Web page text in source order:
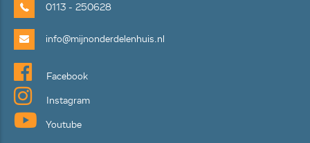
0113 - 250628
info@mijnonderdelenhuis.nl
Facebook
Instagram
Youtube